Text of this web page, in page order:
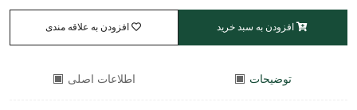
افزودن به سبد خرید افزودن به علاقه مندی
توضیحات اطلاعات اصلی